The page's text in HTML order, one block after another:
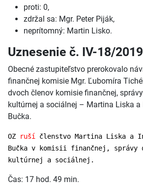
proti: 0,
zdržal sa: Mgr. Peter Piják,
neprítomný: Martin Lisko.
Uznesenie č. IV-18/2019
Obecné zastupiteľstvo prerokovalo
finančnej komisie Mgr. Ľubomíra
dvoch členov komisie finančnej,
kultúrnej a sociálnej – Martina Liska a
Bučka.
OZ ruší
členstvo Martina Liska a
Bučka v komisii finančnej, správy
kultúrnej a sociálnej.
Čas: 17 hod. 49 min.